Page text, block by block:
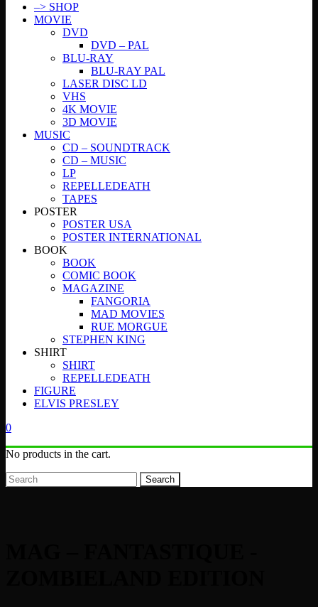
–> SHOP
MOVIE
DVD
DVD – PAL
BLU-RAY
BLU-RAY PAL
LASER DISC LD
VHS
4K MOVIE
3D MOVIE
MUSIC
CD – SOUNDTRACK
CD – MUSIC
LP
REPELLEDEATH
TAPES
POSTER
POSTER USA
POSTER INTERNATIONAL
BOOK
BOOK
COMIC BOOK
MAGAZINE
FANGORIA
MAD MOVIES
RUE MORGUE
STEPHEN KING
SHIRT
SHIRT
REPELLEDEATH
FIGURE
ELVIS PRESLEY
0
No products in the cart.
Search